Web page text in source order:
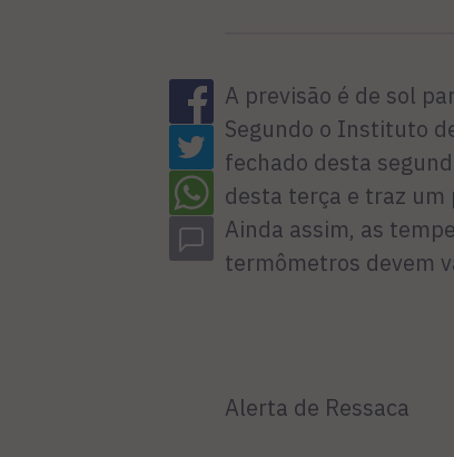
A previsão é de sol
Segundo o Instituto
fechado desta
desta terça e traz um
Ainda assim, as
termômetros devem
Alerta de Ressaca